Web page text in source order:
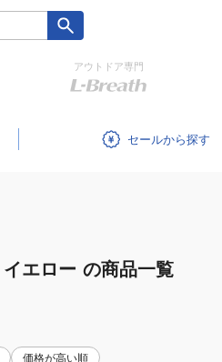
アウトドア専門
セール
イエロー の商品一覧
価格が高い順